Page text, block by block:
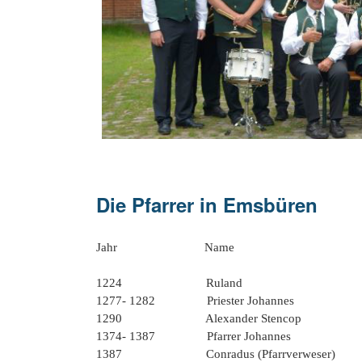
20
Die Pfarrer in Emsbüren
Jahr Name
1224
1277- 1282 Priester Johannes
1290 Alexander Stencop
1374- 1387 Pfarrer Johannes
1387 Conradus